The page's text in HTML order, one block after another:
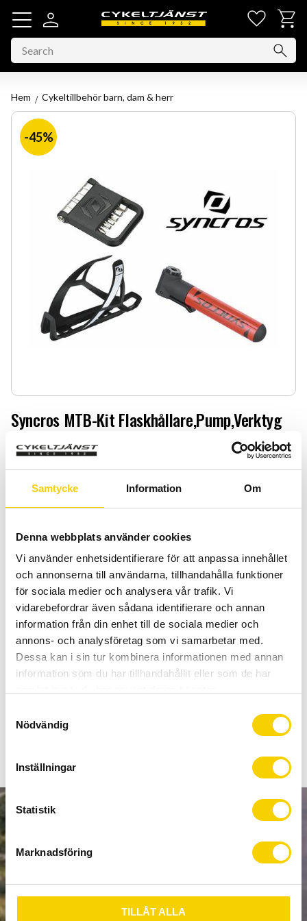
Samtycke Information Om
Denna webbplats använder cookies
Vi använder enhetsidentifierare för att anpassa innehållet
och annonserna till användarna, tillhandahålla funktioner
för sociala medier och analysera vår trafik. Vi
vidarebefordrar även sådana identifierare och annan
information från din enhet till de sociala medier och
annons- och analysföretag som vi samarbetar med.
Dessa kan i sin tur kombinera informationen med annan
information som du har tillhandahållit eller som de har
c
k
s
v
a
l
Nödvändig
Inställningar
Statistik
Marknadsföring
TILLÅT ALLA
Menu
Basket
Hem Cykeltillbehör barn, dam & herr
45%
Syncros MTB-Kit Flaskhållare,Pump,Verktyg
Syncros MTB-Kit Flaskhållare,Pump,Verktyg
Reduced price:
499:-
Quantity
-
Add
Certifierad cykelservice & Shimano Service Center
Allt inom cykel på ett ställe
Kunnig personal och hög kundnöjdhet
SUBSCRIBE